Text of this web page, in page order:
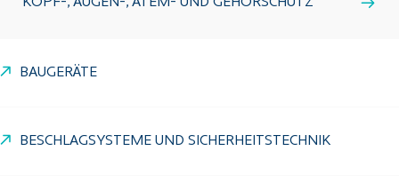
BAUGERÄTE
BESCHLAGSYSTEME UND SICHERHEITSTECHNIK